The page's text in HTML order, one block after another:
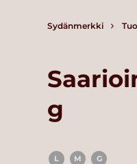
Sydänmerkki
g
L M G